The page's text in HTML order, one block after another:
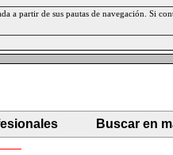
a partir de sus pautas de navegación. Si
Buscar en